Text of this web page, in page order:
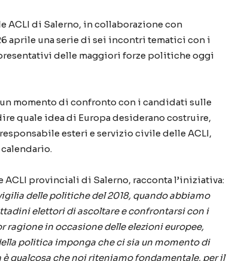
ACLI di Salerno, in collaborazione con
aprile una serie di sei incontri tematici con i
delle maggiori forze politiche oggi
momento di confronto con i candidati sulle
quale idea di Europa desiderano costruire,
esteri e servizio civile delle ACLI,
provinciali di Salerno, racconta l’iniziativa:
delle politiche del 2018, quando abbiamo
elettori di ascoltare e confrontarsi con i
in occasione delle elezioni europee,
politica imponga che ci sia un momento di
è qualcosa che noi riteniamo fondamentale, per il